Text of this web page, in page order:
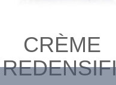
CRÈME